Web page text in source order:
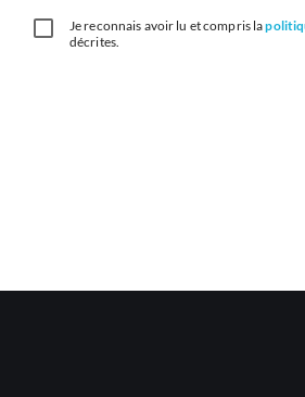
Je reconnais avoir lu et compris la
décrites.